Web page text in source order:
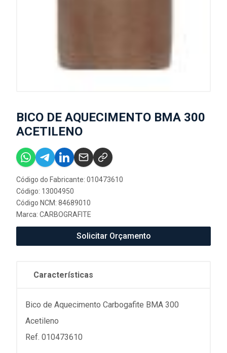
BICO DE AQUECIMENTO BMA 300
ACETILENO
Código do Fabricante: 010473610
Código: 13004950
Código NCM: 84689010
Marca: CARBOGRAFITE
Solicitar Orçamento
Características
Bico de Aquecimento Carbogafite BMA 300
Acetileno
Ref. 010473610